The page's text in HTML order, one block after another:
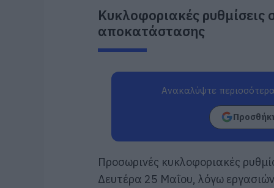
Κυκλοφοριακές
αποκατάστασης
Ανακαλύψτε
Προσωρινές κυκλοφοριακές
Δευτέρα 25 Μαΐου, λόγω